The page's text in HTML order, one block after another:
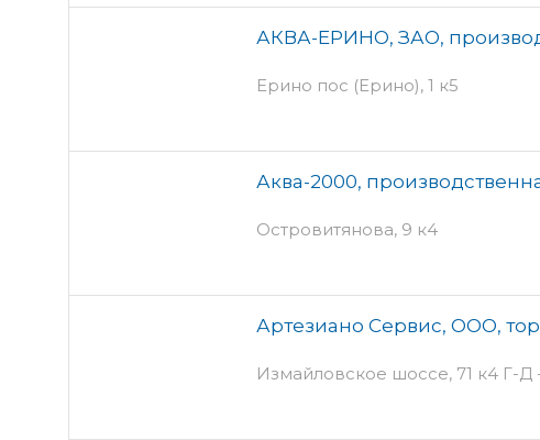
АКВА-ЕРИНО, ЗАО,
Ерино пос (Ерино), 1 к5
Аква-2000,
Островитянова, 9 к4
Артезиано Сервис, ООО,
Измайловское шоссе, 71 к4 Г-Д